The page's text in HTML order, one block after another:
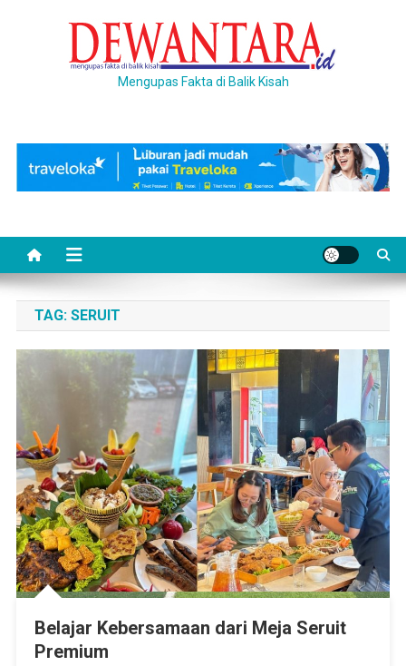
Mengupas Fakta di Balik Kisah
TAG: SERUIT
Belajar Kebersamaan dari Meja Seruit
Premium